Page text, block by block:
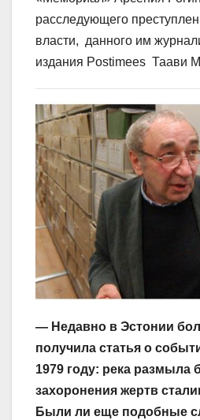
расследующего
власти, данного им
издания Postimees Таави
— Недавно в Эстонии
получила статья о
1979 году: река размыла
захоронения жертв
Были ли еще подобные